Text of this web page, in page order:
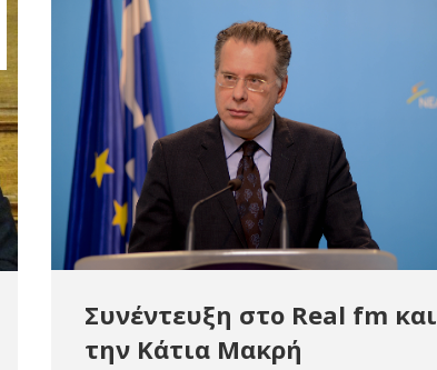
Συνέντευξη στο Real fm και
την Κάτια Μακρή